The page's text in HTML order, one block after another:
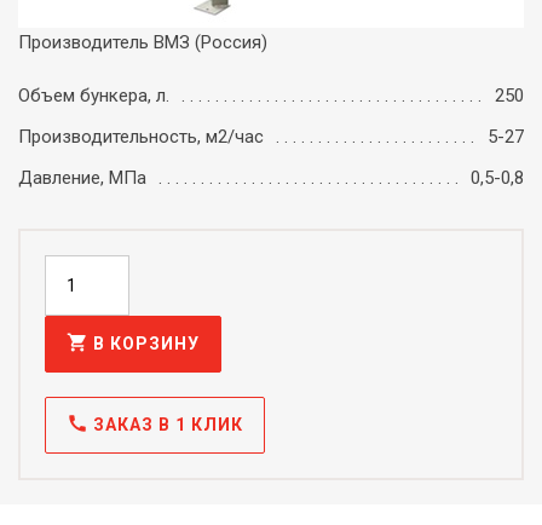
Производитель ВМЗ (Россия)
Объем бункера, л.
250
Производительность, м2/час
5-27
Давление, МПа
0,5-0,8
shopping_cart В КОРЗИНУ
call ЗАКАЗ В 1 КЛИК